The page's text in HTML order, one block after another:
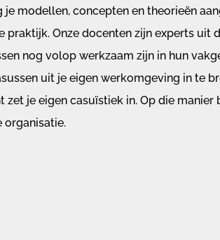
modellen, concepten en theorieën
praktijk. Onze docenten zijn experts uit
nog volop werkzaam zijn in hun
uit je eigen werkomgeving in te
je eigen casuïstiek in. Op die manier
organisatie.